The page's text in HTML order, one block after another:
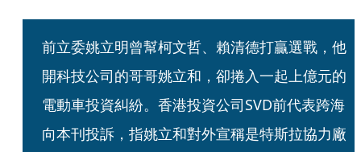
前立委姚立明曾幫柯文哲、賴清德打贏選戰，他
開科技公司的哥哥姚立和，卻捲入一起上億元的
電動車投資糾紛。香港投資公司SVD前代表跨海
向本刊投訴，指姚立和對外宣稱是特斯拉協力廠